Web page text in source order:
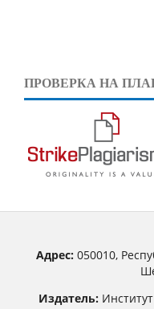
ПРОВЕРКА НА
Адрес:050010,
Издатель: